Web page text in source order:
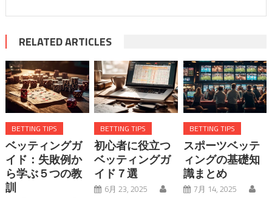
RELATED ARTICLES
BETTING TIPS
ベッティングガ
イド：失敗例か
ら学ぶ５つの教
訓
BETTING TIPS
初心者に役立つ
ベッティングガ
イド７選
6月 23, 2025
BETTING TIPS
スポーツベッテ
ィングの基礎知
識まとめ
7月 14, 2025